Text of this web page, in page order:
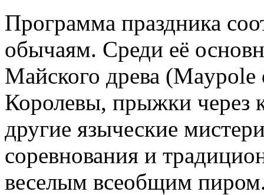
Программа праздника
обычаям. Среди её
Майского древа
Королевы, прыжки через
другие языческие
соревнования и
веселым всеобщим